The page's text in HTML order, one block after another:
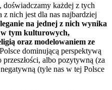
doświadczamy każdej z tych
nich jest dla nas najbardziej
na jednej z nich wynika
tym kulturowych,
oraz modelowaniem ze
dominującą perspektywą
albo pozytywną (za
(tyle nas w tej Polsce